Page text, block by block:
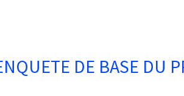
DE BASE DU